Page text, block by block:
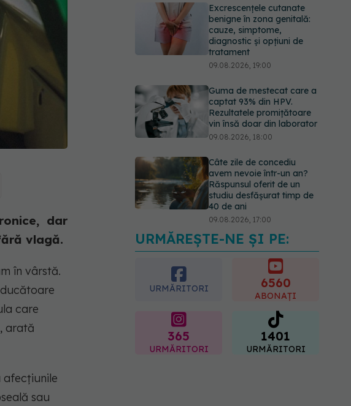
dar
vlagă.
în vârstă.
care
arată
afecțiunile
sau
Excrescențele cutanate
benigne în zona genitală:
cauze, simptome,
diagnostic și opțiuni de
tratament
09.08.2026, 19:00
Guma de mestecat care a
captat 93% din HPV.
Rezultatele promițătoare
vin însă doar din laborator
09.08.2026, 18:00
Câte zile de concediu
avem nevoie într-un an?
Răspunsul oferit de un
studiu desfășurat timp de
40 de ani
09.08.2026, 17:00
Reclamele din platformele
medicale AI pot influența
medicamentelor
09.08.2026, 21:00
URMĂREȘTE-NE ȘI PE:
URMĂRITORI 6560
ABONAȚI
365
URMĂRITORI
1401
URMĂRITORI